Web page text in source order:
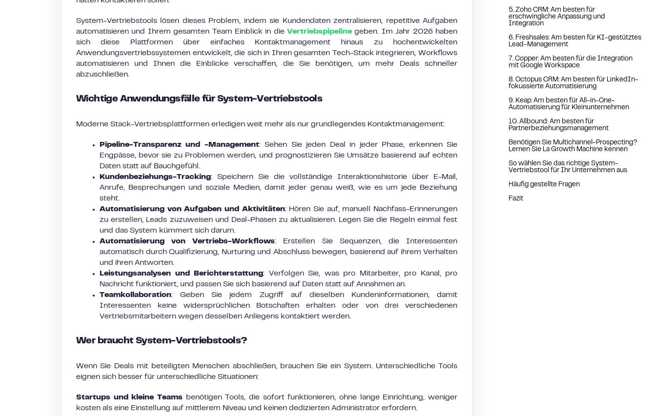
5. Zoho CRM: Am besten für
erschwingliche Anpassung und
Integration
6. Freshsales: Am besten für KI-gestütztes
Lead-Management
7. Copper: Am besten für die Integration
mit Google Workspace
8. Octopus CRM: Am besten für LinkedIn-
fokussierte Automatisierung
9. Keap: Am besten für All-in-One-
Automatisierung für Kleinunternehmen
10. Allbound: Am besten für
Partnerbeziehungsmanagement
Benötigen Sie Multichannel-Prospecting?
Lernen Sie La Growth Machine kennen
So wählen Sie das richtige System-
Vertriebstool für Ihr Unternehmen aus
Häufig gestellte Fragen
Fazit
System-Vertriebstools lösen dieses Problem, indem sie Kundendaten zentralisieren, repetitive Aufgaben
automatisieren und Ihrem gesamten Team Einblick in dieVertriebspipeline geben. Im Jahr 2026 haben
sich diese Plattformen über einfaches Kontaktmanagement hinaus zu hochentwickelten
Anwendungsvertriebssystemen entwickelt, die sich in Ihren gesamten Tech-Stack integrieren, Workflows
automatisieren und Ihnen die Einblicke verschaffen, die Sie benötigen, um mehr Deals schneller
abzuschließen.
Wichtige Anwendungsfälle für System-Vertriebstools
Moderne Stack-Vertriebsplattformen erledigen weit mehr als nur grundlegendes Kontaktmanagement:
Pipeline-Transparenz und -Management: Sehen Sie jeden Deal in jeder Phase, erkennen Sie
Engpässe, bevor sie zu Problemen werden, und prognostizieren Sie Umsätze basierend auf echten
Daten statt auf Bauchgefühl.
Kundenbeziehungs-Tracking: Speichern Sie die vollständige Interaktionshistorie über E-Mail,
Anrufe, Besprechungen und soziale Medien, damit jeder genau weiß, wie es um jede Beziehung
steht.
Automatisierung von Aufgaben und Aktivitäten: Hören Sie auf, manuell Nachfass-Erinnerungen
zu erstellen, Leads zuzuweisen und Deal-Phasen zu aktualisieren. Legen Sie die Regeln einmal fest
und das System kümmert sich darum.
Automatisierung von Vertriebs-Workflows: Erstellen Sie Sequenzen, die Interessenten
automatisch durch Qualifizierung, Nurturing und Abschluss bewegen, basierend auf ihrem Verhalten
und ihren Antworten.
Leistungsanalysen und Berichterstattung: Verfolgen Sie, was pro Mitarbeiter, pro Kanal, pro
Nachricht funktioniert, und passen Sie sich basierend auf Daten statt auf Annahmen an.
Teamkollaboration: Geben Sie jedem Zugriff auf dieselben Kundeninformationen, damit
Interessenten keine widersprüchlichen Botschaften erhalten oder von drei verschiedenen
Vertriebsmitarbeitern wegen desselben Anliegens kontaktiert werden.
Wer braucht System-Vertriebstools?
Wenn Sie Deals mit beteiligten Menschen abschließen, brauchen Sie ein System. Unterschiedliche Tools
eignen sich besser für unterschiedliche Situationen:
Startups und kleine Teams benötigen Tools, die sofort funktionieren, ohne lange Einrichtung, weniger
kosten als eine Einstellung auf mittlerem Niveau und keinen dedizierten Administrator erfordern.